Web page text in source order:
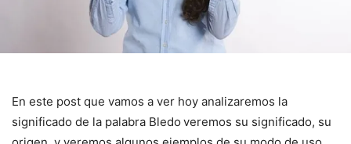
En este post que vamos a ver hoy analizaremos la
significado de la palabra Bledo veremos su significado, su